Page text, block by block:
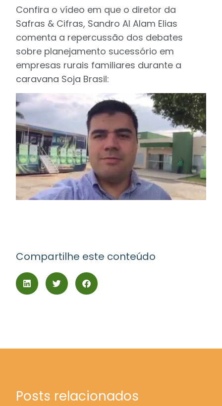
Confira o vídeo em que o diretor da
Safras & Cifras, Sandro Al Alam Elias
comenta a repercussão dos debates
sobre planejamento sucessório em
empresas rurais familiares durante a
caravana Soja Brasil:
Compartilhe este conteúdo
Posts relacionados